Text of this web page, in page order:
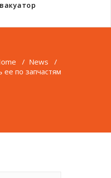
/ News /
ее по запчастям